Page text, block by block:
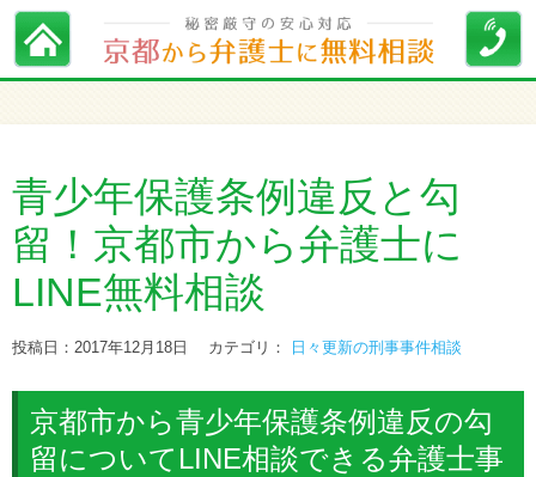
青少年保護条例違反と勾
留！京都市から弁護士に
LINE無料相談
投稿日：2017年12月18日 カテゴリ： 日々更新の刑事事件相談
京都市から青少年保護条例違反の勾
留についてLINE相談できる弁護士事